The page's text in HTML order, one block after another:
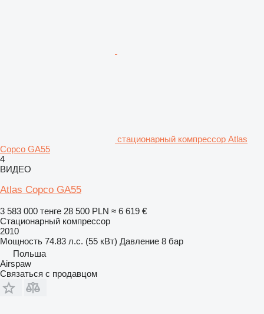
стационарный компрессор Atlas
Copco GA55
4
ВИДЕО
Atlas Copco GA55
3 583 000 тенге 28 500 PLN ≈ 6 619 €
Стационарный компрессор
2010
Мощность 74.83 л.с. (55 кВт) Давление 8 бар
Польша
Airspaw
Связаться с продавцом